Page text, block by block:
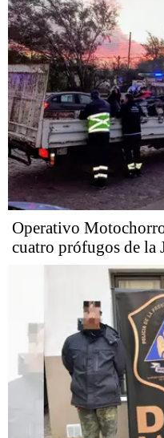
Operativo
cuatro prófugos de la